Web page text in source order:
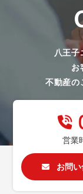
八王
お
不動産の
営業
お問